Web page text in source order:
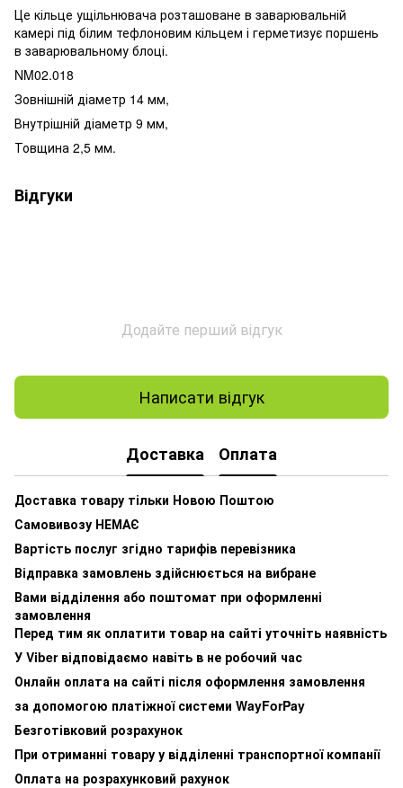
Це кільце ущільнювача розташоване в заварювальній
камері під білим тефлоновим кільцем і герметизує поршень
в заварювальному блоці.
NM02.018
Зовнішній діаметр 14 мм,
Внутрішній діаметр 9 мм,
Товщина 2,5 мм.
Відгуки
Додайте перший відгук
Написати відгук
Доставка Оплата
Доставка товару тільки Новою Поштою
Самовивозу НЕМАЄ
Вартість послуг згідно тарифів перевізника
Відправка замовлень здійснюється на вибране
Вами відділення або поштомат при оформленні
замовлення
Перед тим як оплатити товар на сайті уточніть наявність
У Viber відповідаємо навіть в не робочий час
Онлайн оплата на сайті після оформлення замовлення
за допомогою платіжної системи WayForPay
Безготівковий розрахунок
При отриманні товару у відділенні транспортної компанії
Оплата на розрахунковий рахунок